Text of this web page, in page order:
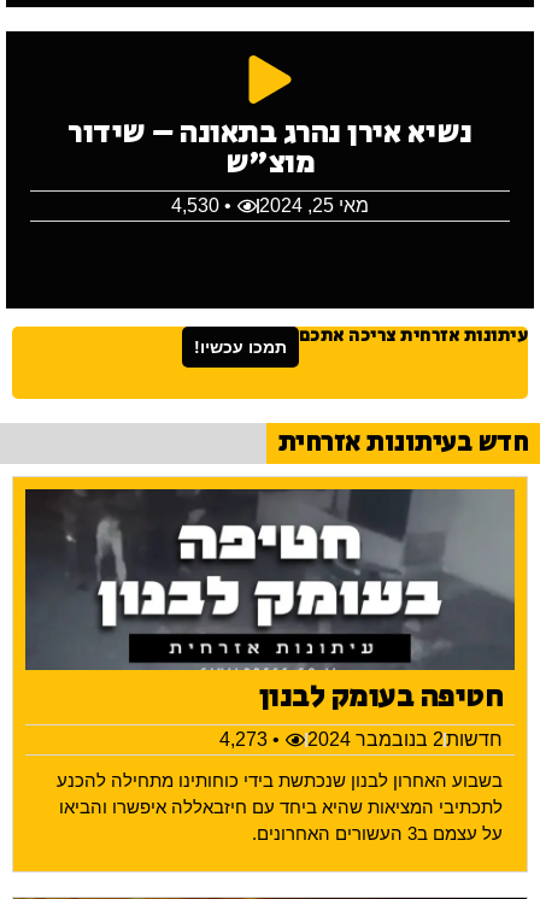
נשיא אירן נהרג בתאונה – שידור
מוצ"ש
מאי 25, 2024 • 4,530
עיתונות אזרחית צריכה אתכם תמכו עכשיו!
חדש בעיתונות אזרחית
חטיפה בעומק לבנון
חדשות2 בנובמבר 2024
• 4,273
בשבוע האחרון לבנון שנכתשת בידי כוחותינו מתחילה להכנע
לתכתיבי המציאות שהיא ביחד עם חיזבאללה איפשרו והביאו
על עצמם ב3 העשורים האחרונים.